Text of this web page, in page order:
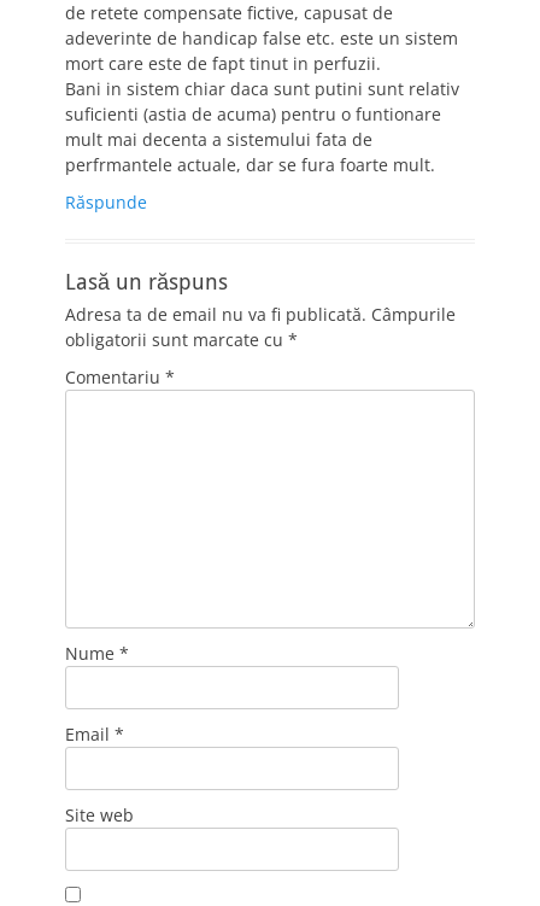
de retete compensate fictive, capusat de
adeverinte de handicap false etc. este un sistem
mort care este de fapt tinut in perfuzii.
Bani in sistem chiar daca sunt putini sunt relativ
suficienti (astia de acuma) pentru o funtionare
mult mai decenta a sistemului fata de
perfrmantele actuale, dar se fura foarte mult.
Răspunde
Lasă un răspuns
Adresa ta de email nu va fi publicată. Câmpurile
obligatorii sunt marcate cu *
Comentariu *
Nume *
Email *
Site web